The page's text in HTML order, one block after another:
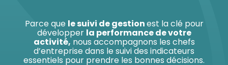
Parce que le suivi de gestionest la clé pour
développer la performance de votre
activité,nous accompagnons les chefs
d’entreprise dans le suivi des indicateurs
essentiels pour prendre les bonnes décisions.